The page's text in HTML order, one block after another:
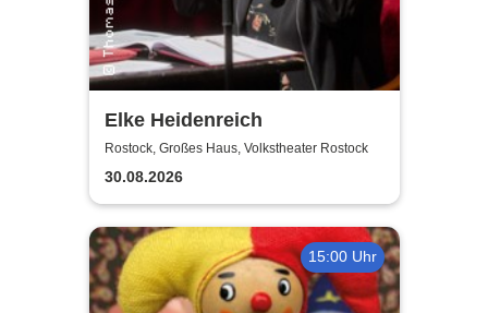
Elke Heidenreich
Rostock, Großes Haus, Volkstheater Rostock
30.08.2026
15:00 Uhr